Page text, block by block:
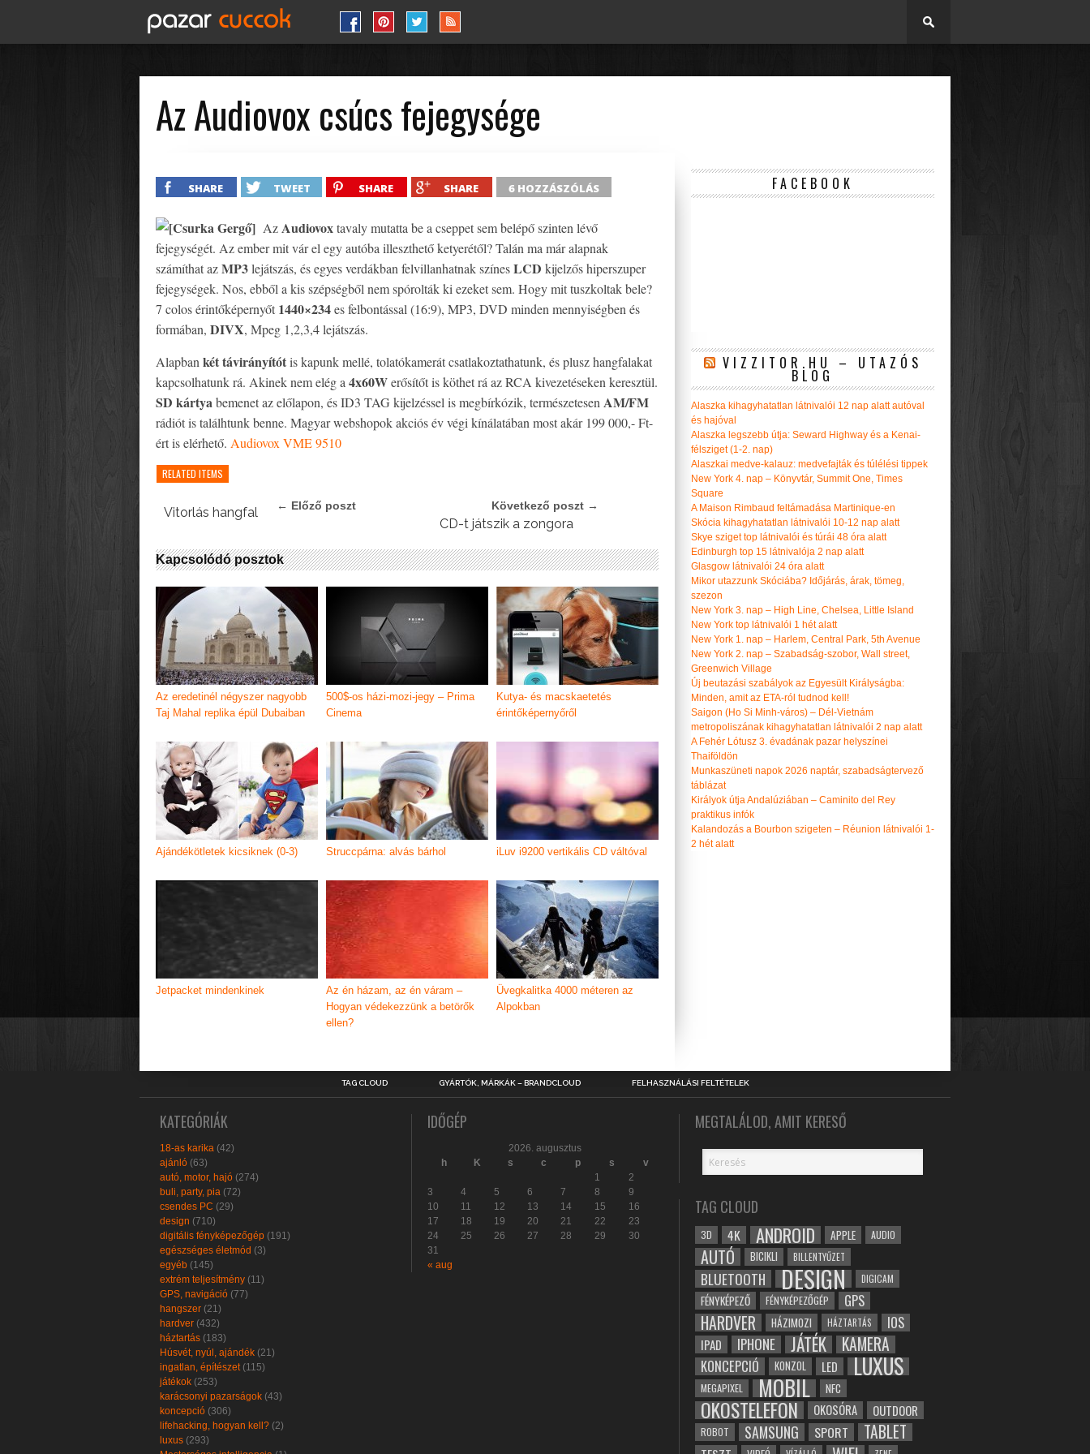
Az Audiovox csúcs fejegysége
SHARE TWEET SHARE SHARE 6 HOZZÁSZÓLÁS
[Csurka Gergő] AzAudiovoxtavaly mutatta be a cseppet sem belépő szinten lévő
fejegységét. Az ember mit vár el egy autóba illeszthető ketyerétől? Talán ma már alapnak
számíthat azMP3lejátszás, és egyes verdákban felvillanhatnak színesLCD kijelzős hiperszuper
fejegységek. Nos, ebből a kis szépségből nem spórolták ki ezeket sem. Hogy mit tuszkoltak bele?
7 colos érintőképernyőt 1440×234es felbontással (16:9), MP3, DVD minden mennyiségben és
formában, DIVX, Mpeg 1,2,3,4 lejátszás.
Alapban két távirányítótis kapunk mellé, tolatókamerát csatlakoztathatunk, és plusz hangfalakat
kapcsolhatunk rá. Akinek nem elég a 4x60Werősítőt is köthet rá az RCA kivezetéseken keresztül.
SD kártyabemenet az előlapon, és ID3 TAG kijelzéssel is megbírkózik, természetesen AM/FM
rádiót is találhtunk benne. Magyar webshopok akciós év végi kínálatában most akár 199 000,- Ft-
ért is elérhető. Audiovox VME 9510
RELATED ITEMS
← Előző poszt
Vitorlás hangfal Következő poszt →
CD-t játszik a zongora
Kapcsolódó posztok
Az eredetinél négyszer nagyobb
Taj Mahal replika épül Dubaiban
500$-os házi-mozi-jegy – Prima
Cinema
Kutya- és macskaetetés
érintőképernyőről
Ajándékötletek kicsiknek (0-3) Struccpárna: alvás bárhol iLuv i9200 vertikális CD váltóval
Jetpacket mindenkinek
Az én házam, az én váram –
Hogyan védekezzünk a betörők
ellen?
Üvegkalitka 4000 méteren az
Alpokban
FACEBOOK
VIZZITOR.HU – UTAZÓS
BLOG
Alaszka kihagyhatatlan látnivalói 12 nap alatt autóval
és hajóval
Alaszka legszebb útja: Seward Highway és a Kenai-
félsziget (1-2. nap)
Alaszkai medve-kalauz: medvefajták és túlélési tippek
New York 4. nap – Könyvtár, Summit One, Times
Square
A Maison Rimbaud feltámadása Martinique-en
Skócia kihagyhatatlan látnivalói 10-12 nap alatt
Skye sziget top látnivalói és túrái 48 óra alatt
Edinburgh top 15 látnivalója 2 nap alatt
Glasgow látnivalói 24 óra alatt
Mikor utazzunk Skóciába? Időjárás, árak, tömeg,
szezon
New York 3. nap – High Line, Chelsea, Little Island
New York top látnivalói 1 hét alatt
New York 1. nap – Harlem, Central Park, 5th Avenue
New York 2. nap – Szabadság-szobor, Wall street,
Greenwich Village
Új beutazási szabályok az Egyesült Királyságba:
Minden, amit az ETA-ról tudnod kell!
Saigon (Ho Si Minh-város) – Dél-Vietnám
metropoliszának kihagyhatatlan látnivalói 2 nap alatt
A Fehér Lótusz 3. évadának pazar helyszínei
Thaiföldön
Munkaszüneti napok 2026 naptár, szabadságtervező
táblázat
Királyok útja Andalúziában – Caminito del Rey
praktikus infók
Kalandozás a Bourbon szigeten – Réunion látnivalói 1-
2 hét alatt
TAG CLOUD GYÁRTÓK, MÁRKÁK – BRANDCLOUD FELHASZNÁLÁSI FELTÉTELEK
KATEGÓRIÁK
18-as karika (42)
ajánló (63)
autó, motor, hajó (274)
buli, party, pia (72)
csendes PC (29)
design (710)
digitális fényképezőgép (191)
egészséges életmód (3)
egyéb (145)
extrém teljesítmény (11)
GPS, navigáció (77)
hangszer (21)
hardver (432)
háztartás (183)
Húsvét, nyúl, ajándék (21)
ingatlan, építészet(115)
játékok (253)
karácsonyi pazarságok (43)
koncepció (306)
lifehacking, hogyan kell? (2)
luxus (293)
IDŐGÉP
2026. augusztus
h
K s c p s
v
1
2
3
4 5 6 7 8
9
10
11 12 13 14 15
16
17
18 19 20 21 22
23
24
25 26 27 28 29
30
31
« aug
MEGTALÁLOD, AMIT KERESŐ
TAG CLOUD
3D 4K ANDROID APPLE AUDIO
AUTÓ BICIKLI BILLENTYŰZET
BLUETOOTH DESIGN DIGICAM
FÉNYKÉPEZŐ FÉNYKÉPEZŐGÉP GPS
HARDVER HÁZIMOZI HÁZTARTÁS IOS
IPAD IPHONE JÁTÉK KAMERA
KONCEPCIÓ KONZOL LED LUXUS
MEGAPIXEL MOBIL NFC
OKOSTELEFON OKOSÓRA OUTDOOR
ROBOT SAMSUNG SPORT TABLET